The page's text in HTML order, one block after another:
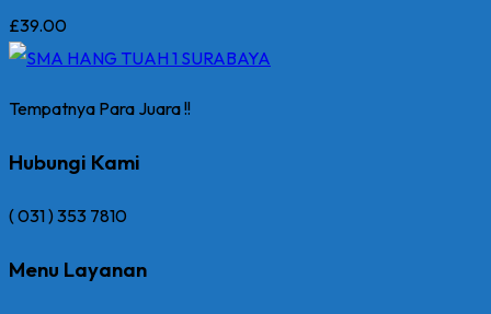
£39.00
Tempatnya Para Juara !!
Hubungi Kami
( 031 ) 353 7810
Menu Layanan